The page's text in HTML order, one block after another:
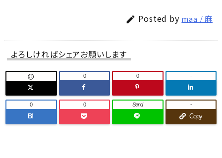
 Posted by maa / 麻
よろしければシェアお願いします
 0 0 -
B!
0 0 Send
Copy
-